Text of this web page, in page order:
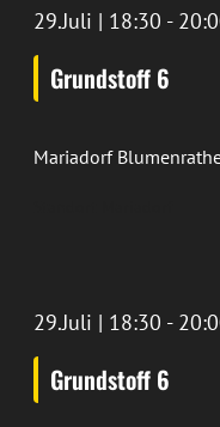
Grundstoff 6
29.Juli | 18:30 -
Mariadorf
Grundstoff 6
29.Juli | 18:30 -